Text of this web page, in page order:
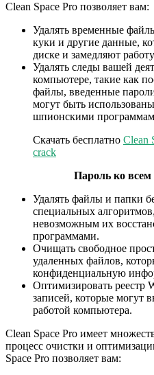
Clean Space Pro позволяет вам:
Удалять временные
куки и другие данные,
диске и замедляют
Удалять следы вашей
компьютере, такие как
файлы, введенные
могут быть
шпионскими
Скачать бесплатно Clean
crack
Пароль ко
Удалять файлы и папки
специальных
невозможным их
программами.
Очищать свободное
удаленных файлов,
конфиденциальную
Оптимизировать реестр
записей, которые могут
работой компьютера.
Clean Space Pro имеет
процесс очистки и
Space Pro позволяет вам: